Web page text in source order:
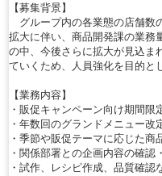
【募集背景】
グループ内の各業態の店舗数
拡大に伴い、商品開発課の業務
の中、今後さらに拡大が見込ま
ていくため、人員強化を目的と
【業務内容】
・販促キャンペーン向け期間
・年数回のグランドメニュー改
・季節や販促テーマに応じた商
・関係部署との企画内容の確認
・試作、レシピ作成、品質確認